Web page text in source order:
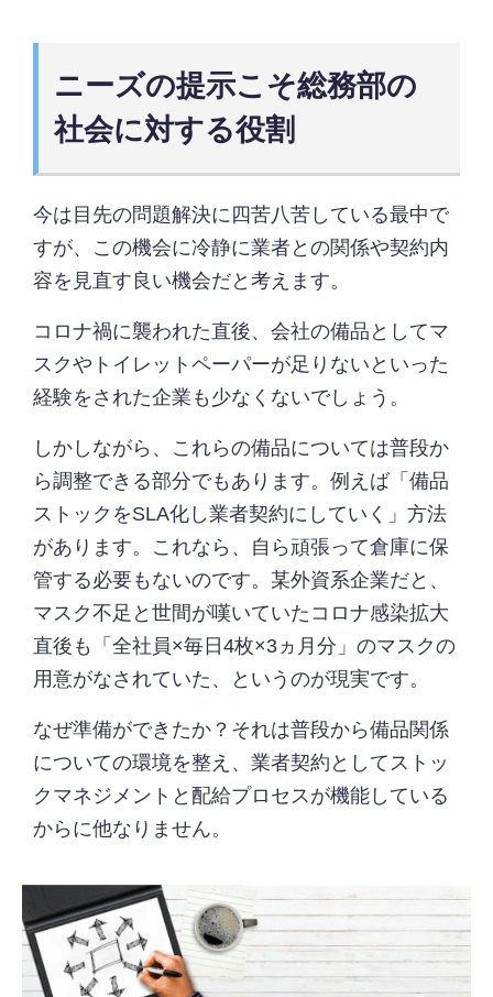
ニーズの提示こそ総務部の
社会に対する役割
今は目先の問題解決に四苦八苦している最中で
すが、この機会に冷静に業者との関係や契約内
容を見直す良い機会だと考えます。
コロナ禍に襲われた直後、会社の備品としてマ
スクやトイレットペーパーが足りないといった
経験をされた企業も少なくないでしょう。
しかしながら、これらの備品については普段か
ら調整できる部分でもあります。例えば「備品
ストックをSLA化し業者契約にしていく」方法
があります。これなら、自ら頑張って倉庫に保
管する必要もないのです。某外資系企業だと、
マスク不足と世間が嘆いていたコロナ感染拡大
直後も「全社員×毎日4枚×3ヵ月分」のマスクの
用意がなされていた、というのが現実です。
なぜ準備ができたか？それは普段から備品関係
についての環境を整え、業者契約としてストッ
クマネジメントと配給プロセスが機能している
からに他なりません。